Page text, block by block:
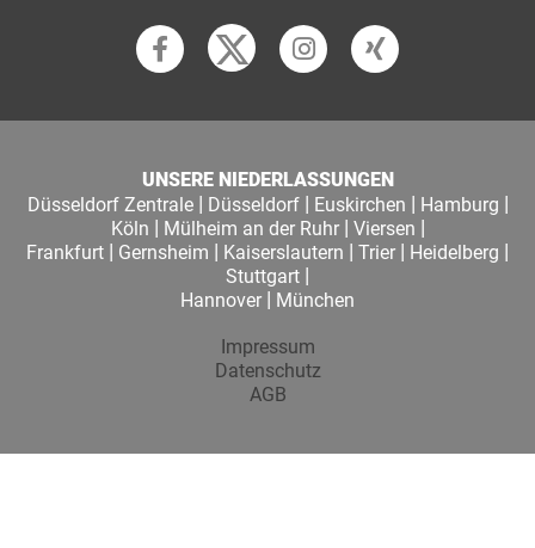
UNSERE NIEDERLASSUNGEN
Düsseldorf Zentrale| Düsseldorf| Euskirchen | Hamburg |
Köln | Mülheim an der Ruhr| Viersen |
Frankfurt | Gernsheim | Kaiserslautern | Trier | Heidelberg |
Stuttgart |
Hannover | München
Impressum
Datenschutz
AGB